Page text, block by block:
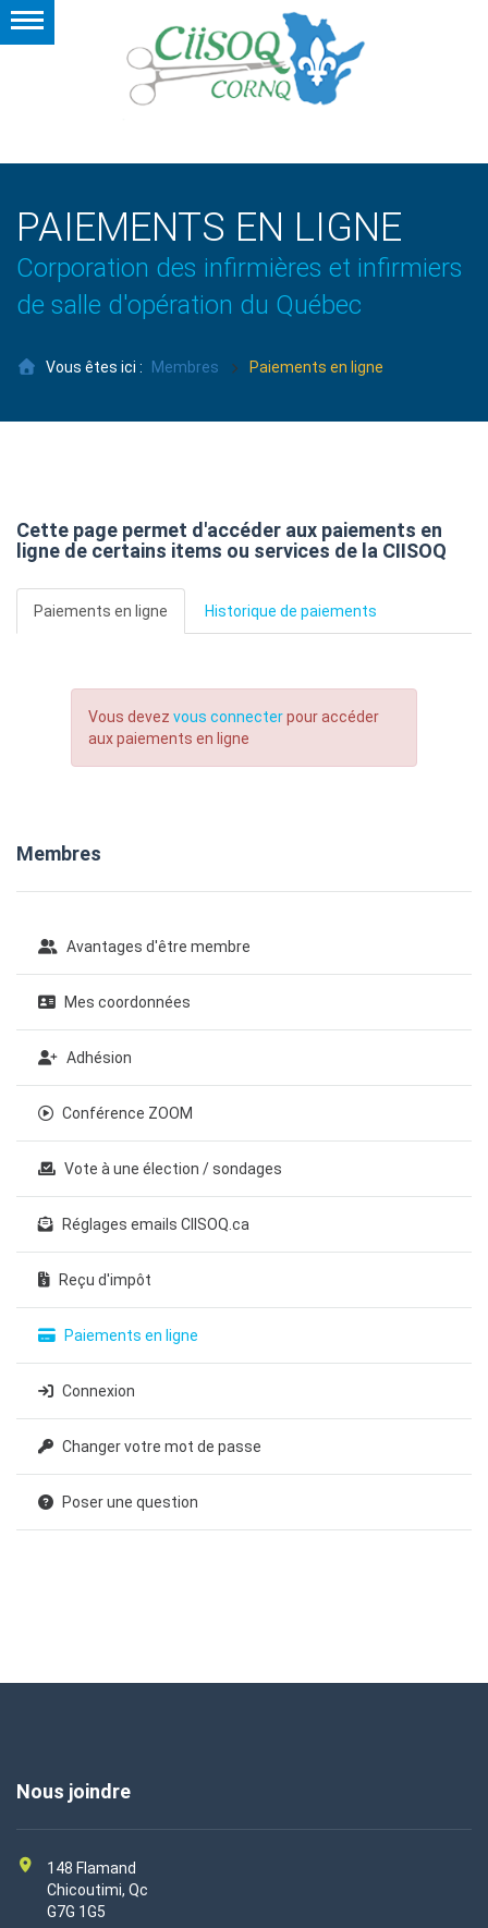
PAIEMENTS EN LIGNE
Corporation des infirmières et infirmiers
de salle d'opération du Québec
Vous êtes ici : Membres Paiements en ligne
Cette page permet d'accéder aux paiements en
ligne de certains items ou services de la CIISOQ
Paiements en ligne Historique de paiements
Vous devez vous connecterpour accéder
aux paiements en ligne
Membres
Avantages d'être membre
Mes coordonnées
Adhésion
Conférence ZOOM
Vote à une élection / sondages
Réglages emails CIISOQ.ca
Reçu d'impôt
Paiements en ligne
Connexion
Changer votre mot de passe
Poser une question
Nous joindre
148 Flamand
Chicoutimi, Qc
G7G 1G5